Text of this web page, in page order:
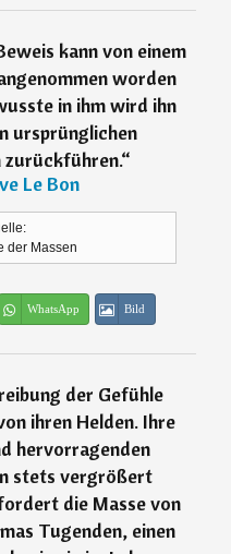
kann von einem
worden
in ihm wird ihn
ursprünglichen
zurückführen.“
Le Bon
der Massen
WhatsApp Bild
der Gefühle
ihren Helden. Ihre
hervorragenden
stets vergrößert
die Masse von
Tugenden, einen